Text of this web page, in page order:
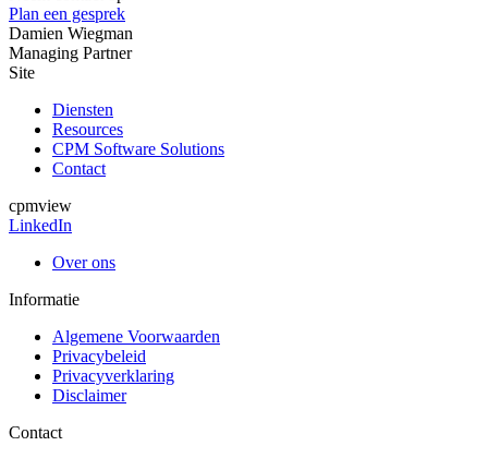
Plan een gesprek
Damien Wiegman
Managing Partner
Site
Diensten
Resources
CPM Software Solutions
Contact
cpmview
LinkedIn
Over ons
Informatie
Algemene Voorwaarden
Privacybeleid
Privacyverklaring
Disclaimer
Contact